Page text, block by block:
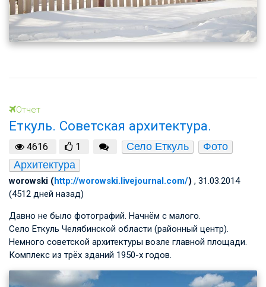
Отчет
Еткуль. Советская архитектура.
4616 1 Село Еткуль
Фото
Архитектура
worowski (http://worowski.livejournal.com/) , 31.03.2014
(4512 дней назад)
Давно не было фотографий. Начнём с малого.
Село Еткуль Челябинской области (районный центр).
Немного советской архитектуры возле главной площади.
Комплекс из трёх зданий 1950-х годов.